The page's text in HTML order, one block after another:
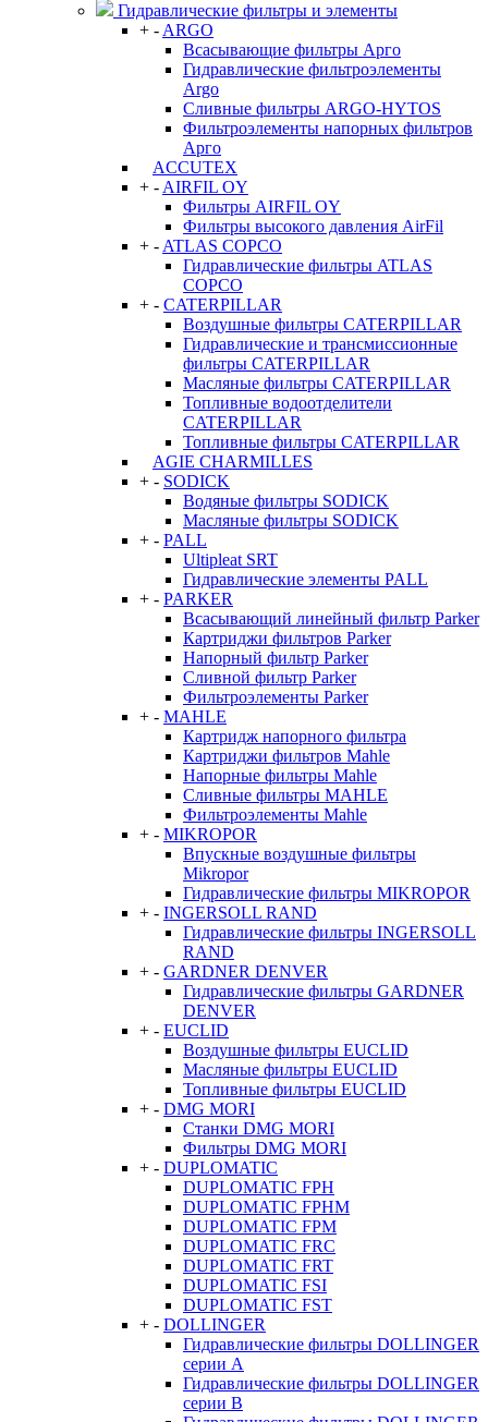
Гидравлические фильтры и элементы
+ - ARGO
Всасывающие фильтры Арго
Гидравлические фильтроэлементы
Argo
Сливные фильтры ARGO-HYTOS
Фильтроэлементы напорных фильтров
Арго
ACCUTEX
+ - AIRFIL OY
Фильтры AIRFIL OY
Фильтры высокого давления AirFil
+ - ATLAS COPCO
Гидравлические фильтры ATLAS
COPCO
+ - CATERPILLAR
Воздушные фильтры CATERPILLAR
Гидравлические и трансмиссионные
фильтры CATERPILLAR
Масляные фильтры CATERPILLAR
Топливные водоотделители
CATERPILLAR
Топливные фильтры CATERPILLAR
AGIE CHARMILLES
+ - SODICK
Водяные фильтры SODICK
Масляные фильтры SODICK
+ - PALL
Ultipleat SRT
Гидравлические элементы PALL
+ - PARKER
Всасывающий линейный фильтр Parker
Картриджи фильтров Parker
Напорный фильтр Parker
Сливной фильтр Parker
Фильтроэлементы Parker
+ - MAHLE
Картридж напорного фильтра
Картриджи фильтров Mahle
Напорные фильтры Mahle
Сливные фильтры MAHLE
Фильтроэлементы Mahle
+ - MIKROPOR
Впускные воздушные фильтры
Mikropor
Гидравлические фильтры MIKROPOR
+ - INGERSOLL RAND
Гидравлические фильтры INGERSOLL
RAND
+ - GARDNER DENVER
Гидравлические фильтры GARDNER
DENVER
+ - EUCLID
Воздушные фильтры EUCLID
Масляные фильтры EUCLID
Топливные фильтры EUCLID
+ - DMG MORI
Станки DMG MORI
Фильтры DMG MORI
+ - DUPLOMATIC
DUPLOMATIC FPH
DUPLOMATIC FPHM
DUPLOMATIC FPM
DUPLOMATIC FRC
DUPLOMATIC FRT
DUPLOMATIC FSI
DUPLOMATIC FST
+ - DOLLINGER
Гидравлические фильтры DOLLINGER
серии A
Гидравлические фильтры DOLLINGER
серии B